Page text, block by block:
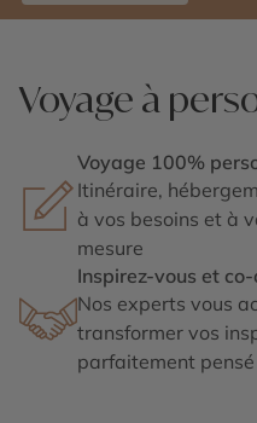
Voyage à
Voyage 100%
Itinéraire,
à vos besoins et à
mesure
Inspirez-vous et
Nos experts vous
transformer vos
parfaitement